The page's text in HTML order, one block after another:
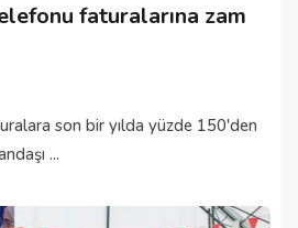
faturalarına zam
son bir yılda yüzde 150'den
...